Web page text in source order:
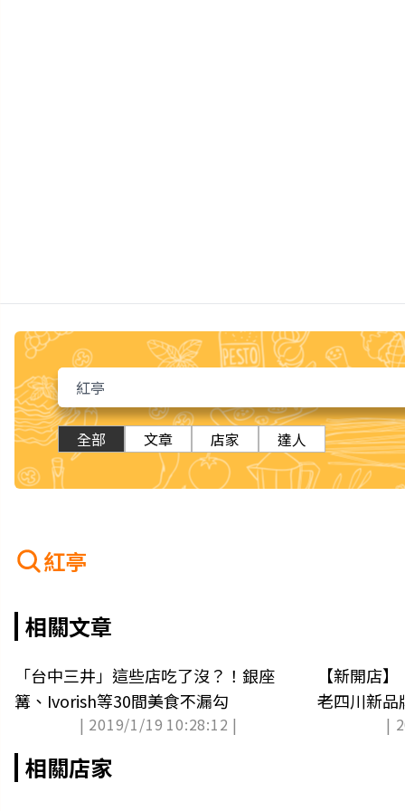
全部 文章 店家 達人
紅亭
相關文章
「台中三井」這些店吃了沒？！銀座
篝、Ivorish等30間美食不漏勾
| 2019/1/19 10:28:12 |
【新開店
老四川新品
|
相關店家